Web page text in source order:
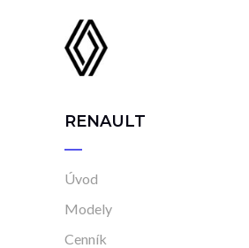
RENAULT
Úvod
Modely
Cenník